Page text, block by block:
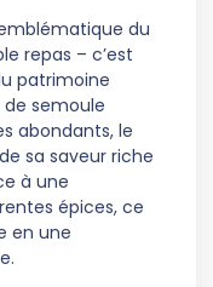
du
repas – c’est
patrimoine
de semoule
abondants, le
sa saveur riche
à une
épices, ce
en une